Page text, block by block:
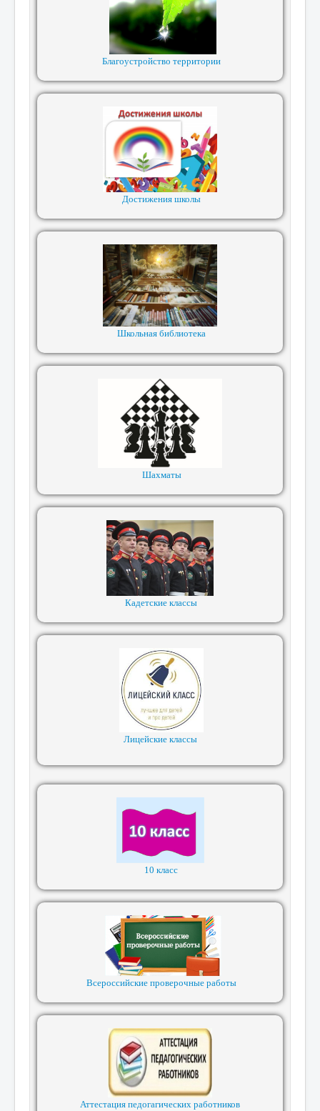
Благоустройство территории
Достижения школы
Школьная библиотека
Шахматы
Кадетские классы
Лицейские классы
10 класс
Всероссийские проверочные работы
Аттестация педогагических работников